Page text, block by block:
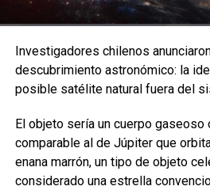
sospechosos. A medida que el
pacientes empeoró, se activaron
emergencia internacional cerca de
personas con síntomas críticos
recibir atención especializada en
Posteriormente, la embarcación
rumbo hacia las Islas Canarias,
sanitarias comenzaron
controles epidemiológicos y
Investigadores chilenos
descubrimiento astronómico: la
posible satélite natural fuera del
El objeto sería un cuerpo gaseoso
comparable al de Júpiter que
enana marrón, un tipo de objeto
considerado una estrella